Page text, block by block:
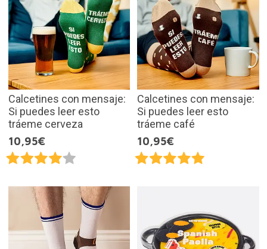
Calcetines con mensaje:
Si puedes leer esto
tráeme cerveza
10,95€
Calcetines con mensaje:
Si puedes leer esto
tráeme café
10,95€